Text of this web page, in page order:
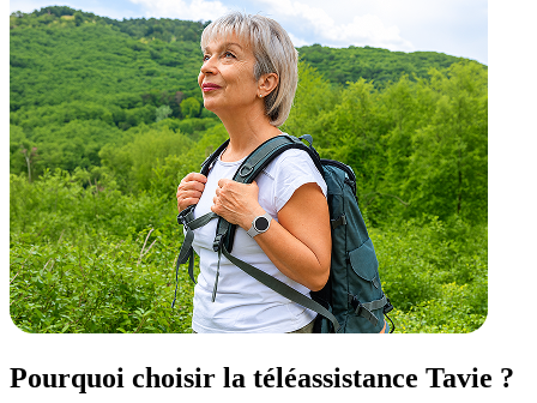
Pourquoi choisir la téléassistance Tavie ?